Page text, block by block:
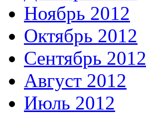
Ноябрь 2012
Октябрь 2012
Сентябрь 2012
Август 2012
Июль 2012